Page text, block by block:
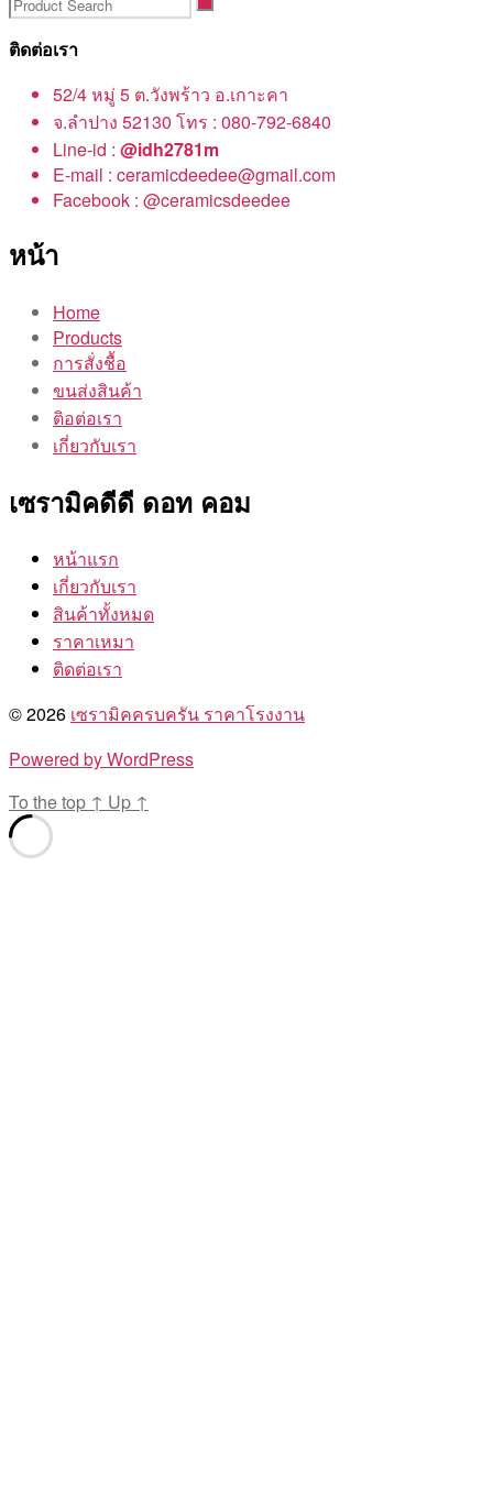
ติดต่อเรา
52/4 หมู่ 5 ต.วังพร้าว อ.เกาะคา
จ.ลำปาง 52130 โทร : 080-792-6840
Line-id : @idh2781m
E-mail : ceramicdeedee@gmail.com
Facebook : @ceramicsdeedee
หน้า
Home
Products
การสั่งชื้อ
ขนส่งสินค้า
ติอต่อเรา
เกี่ยวกับเรา
เซรามิคดีดี ดอท คอม
หน้าแรก
เกี่ยวกับเรา
สินค้าทั้งหมด
ราคาเหมา
ติดต่อเรา
© 2026 เซรามิคครบครัน ราคาโรงงาน
Powered by WordPress
To the top ↑ Up ↑